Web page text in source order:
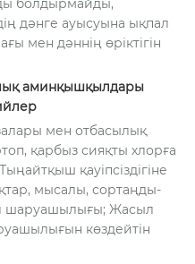
болдырмайды,
дәнге ауысуына ықпал
мен дәннің өріктігін
аминқышқылдары
мен отбасылық
қарбыз сияқты хлорға
қауіпсіздігіне
мысалы, сортаңды-
шаруашылығы; Жасыл
көздейтін